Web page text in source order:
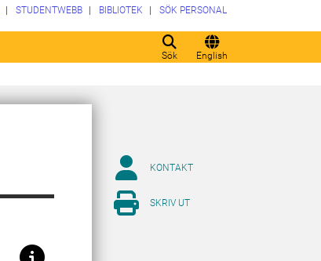
Sök English
STUDENTWEBB BIBLIOTEK SÖK PERSONAL
KONTAKT
SKRIV UT